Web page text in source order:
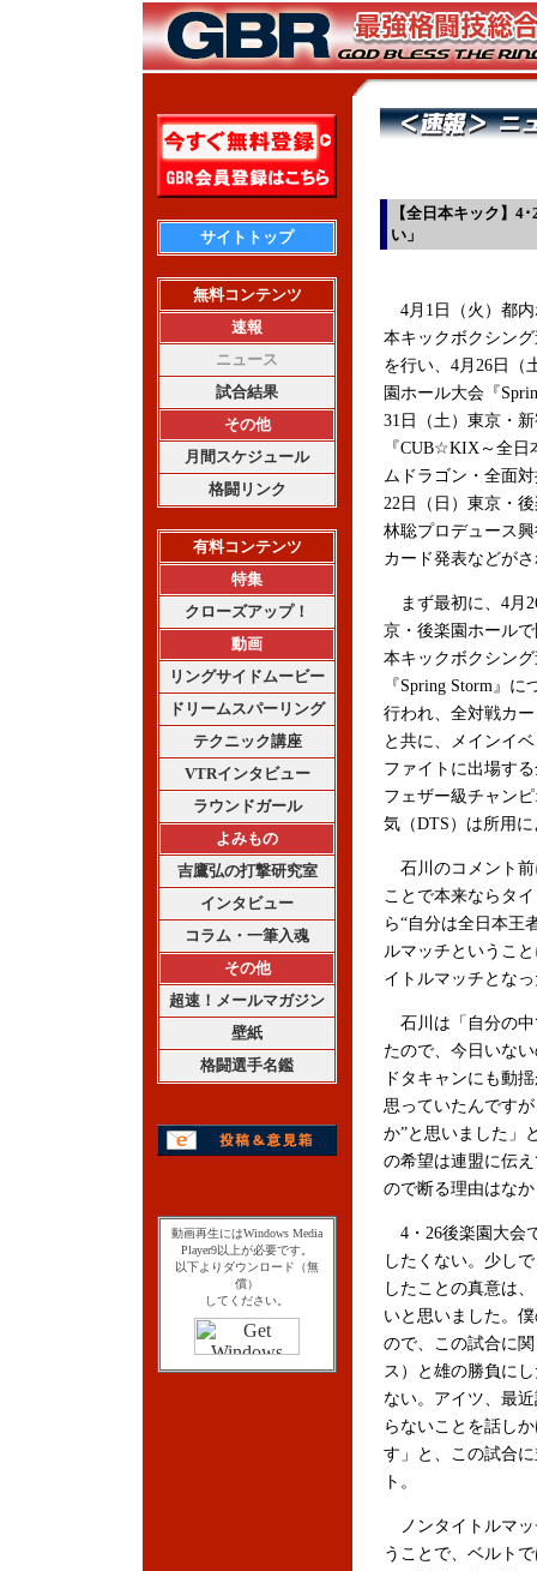
サイトトップ
無料コンテンツ
速報
ニュース
試合結果
その他
月間スケジュール
格闘リンク
有料コンテンツ
特集
クローズアップ！
動画
リングサイドムービー
ドリームスパーリング
テクニック講座
VTRインタビュー
ラウンドガール
よみもの
吉鷹弘の打撃研究室
インタビュー
コラム・一筆入魂
その他
超速！メールマガジン
壁紙
格闘選手名鑑
動画再生にはWindows Media
Player9以上が必要です。
以下よりダウンロード（無
償）
してください。
【全日本キック】4
い」
4月1日（火）都
本キックボクシン
を行い、4月26日（
園ホール大会『
31日（土）東京・
『CUB☆KIX～全日
ムドラゴン・全面
22日（日）東京・
林聡プロデュース
カード発表などが
まず最初に、4月
京・後楽園ホール
本キックボクシン
『Spring Storm』
行われ、全対戦カ
と共に、メインイ
ファイトに出場す
フェザー級チャン
気（DTS）は所用
石川のコメント前
ことで本来ならタ
ら“自分は全日本王
ルマッチというこ
イトルマッチとな
石川は「自分の中
たので、今日いな
ドタキャンにも動
思っていたんです
か”と思いました」
の希望は連盟に伝
ので断る理由はな
4・26後楽園大会
したくない。少し
したことの真意は
いと思いました。
ので、この試合に
ス）と雄の勝負に
ない。アイツ、最
らないことを話し
す」と、この試合
ト。
ノンタイトルマッ
うことで、ベルト